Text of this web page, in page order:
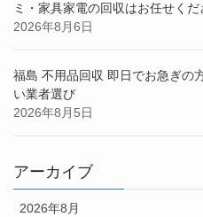
ミ・家具家電の回収はお任せくだ
2026年8月6日
福島 不用品回収 即日でお急ぎの
い業者選び
2026年8月5日
アーカイブ
2026年8月